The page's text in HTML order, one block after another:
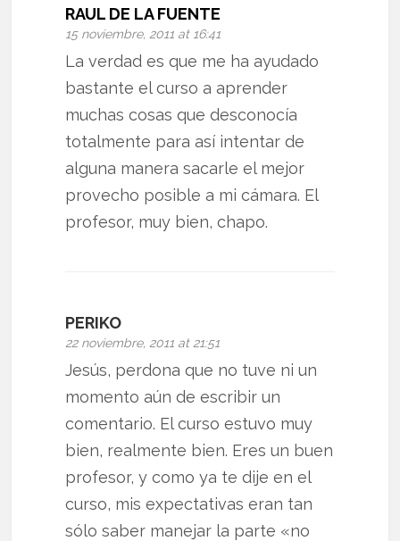
RAUL DE LA FUENTE
15 noviembre, 2011 at 16:41
La verdad es que me ha ayudado
bastante el curso a aprender
muchas cosas que desconocía
totalmente para así intentar de
alguna manera sacarle el mejor
provecho posible a mi cámara. El
profesor, muy bien, chapo.
PERIKO
22 noviembre, 2011 at 21:51
Jesús, perdona que no tuve ni un
momento aún de escribir un
comentario. El curso estuvo muy
bien, realmente bien. Eres un buen
profesor, y como ya te dije en el
curso, mis expectativas eran tan
sólo saber manejar la parte «no